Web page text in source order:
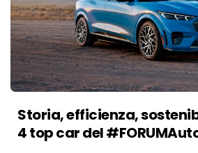
Storia, efficienza,
4 top car del